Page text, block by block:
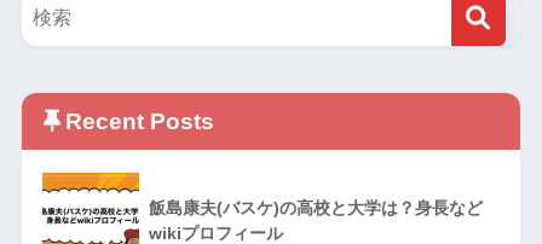
Recent Posts
飯島康夫(バスケ)の高校と大学は？身長など
wikiプロフィール